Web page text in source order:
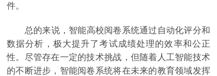
件。
总的来说，智能高校阅卷系统通过自动化评分和
数据分析，极大提升了考试成绩处理的效率和公正
性。尽管存在一定的技术挑战，但随着人工智能技术
的不断进步，智能阅卷系统将在未来的教育领域发挥